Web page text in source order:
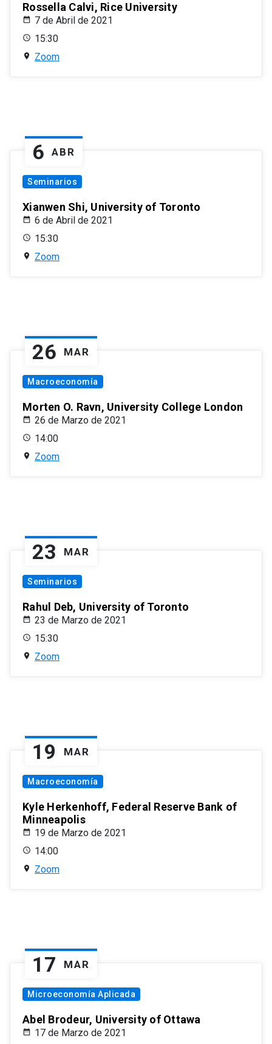
Rossella Calvi, Rice University
7 de Abril de 2021
15:30
Zoom
6 ABR
Seminarios
Xianwen Shi, University of Toronto
6 de Abril de 2021
15:30
Zoom
26 MAR
Macroeconomía
Morten O. Ravn, University College London
26 de Marzo de 2021
14:00
Zoom
23 MAR
Seminarios
Rahul Deb, University of Toronto
23 de Marzo de 2021
15:30
Zoom
19 MAR
Macroeconomía
Kyle Herkenhoff, Federal Reserve Bank of
Minneapolis
19 de Marzo de 2021
14:00
Zoom
17 MAR
Microeconomía Aplicada
Abel Brodeur, University of Ottawa
17 de Marzo de 2021